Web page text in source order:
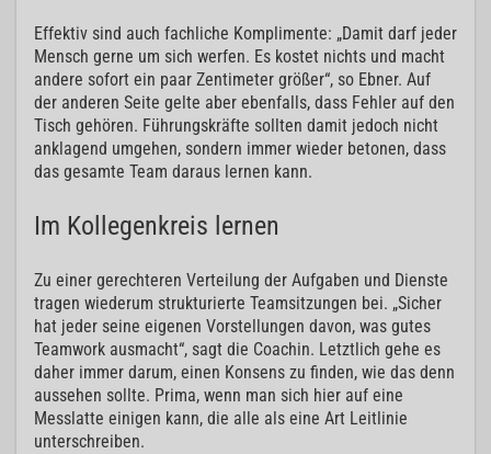
Effektiv sind auch fachliche Komplimente: „Damit darf jeder
Mensch gerne um sich werfen. Es kostet nichts und macht
andere sofort ein paar Zentimeter größer“, so Ebner. Auf
der anderen Seite gelte aber ebenfalls, dass Fehler auf den
Tisch gehören. Führungskräfte sollten damit jedoch nicht
anklagend umgehen, sondern immer wieder betonen, dass
das gesamte Team daraus lernen kann.
Im Kollegenkreis lernen
Zu einer gerechteren Verteilung der Aufgaben und Dienste
tragen wiederum strukturierte Teamsitzungen bei. „Sicher
hat jeder seine eigenen Vorstellungen davon, was gutes
Teamwork ausmacht“, sagt die Coachin. Letztlich gehe es
daher immer darum, einen Konsens zu finden, wie das denn
aussehen sollte. Prima, wenn man sich hier auf eine
Messlatte einigen kann, die alle als eine Art Leitlinie
unterschreiben.